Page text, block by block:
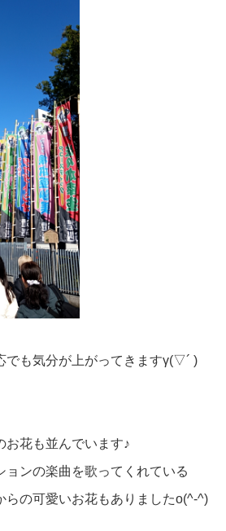
でも気分が上がってきますγ(▽´ )
お花も並んでいます♪
ョンの楽曲を歌ってくれている
らの可愛いお花もありましたo(^-^)